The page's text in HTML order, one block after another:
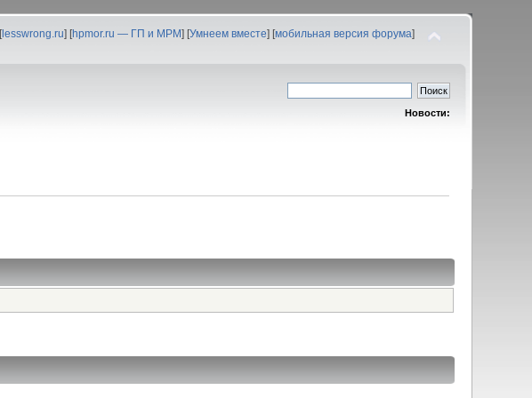
[lesswrong.ru] [hpmor.ru — ГП и МРМ] [Умнеем вместе] [мобильная версия форума]
Новости: